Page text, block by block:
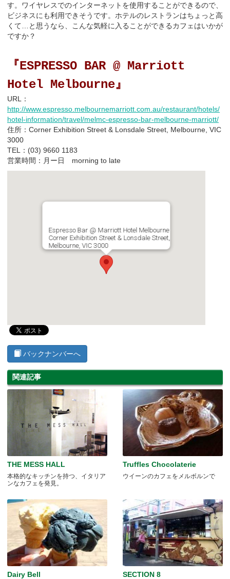
す。ワイヤレスでのインターネットを使用することができるので、
ビジネスにも利用できそうです。ホテルのレストランはちょっと高
くて…と思うなら、こんな気軽に入ることができるカフェはいかが
ですか？
『ESPRESSO BAR @ Marriott
Hotel Melbourne』
URL：
http://www.espresso.melbournemarriott.com.au/restaurant/hotels/
hotel-information/travel/melmc-espresso-bar-melbourne-marriott/
住所：Corner Exhibition Street & Lonsdale Street, Melbourne, VIC
3000
TEL： (03) 9660 1183
営業時間：月ー日 morning to late
Espresso Bar @ Marriott Hotel Melbourne
Corner Exhibition Street & Lonsdale Street,
Melbourne, VIC 3000
バックナンバーへ
関連記事
THE MESS HALL
本格的なキッチンを持つ、イタリア
ンなカフェを発見。
Truffles Chocolaterie
ウイーンのカフェをメルボルンで
Dairy Bell SECTION 8